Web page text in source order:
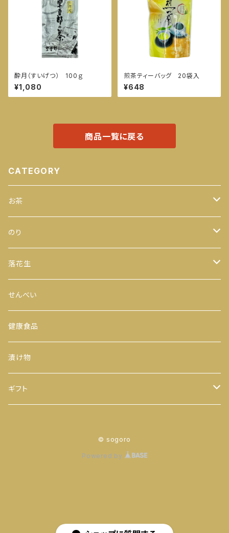
酔月（すいげつ） 100ｇ
¥1,080
煎茶ティーバッグ 20袋入
¥648
商品一覧に戻る
CATEGORY
お茶
緑茶
100ｇ
200ｇ
玄米茶
茎茶
玉露
番茶
ほうじ茶
のり
全型
手巻のり
おにぎりのり
カットのり
八千代 八福神のり
落花生
からつき
平袋（中袋サイズ）
一期一会（小袋サイズ）
せんべい
健康食品
漬け物
ギフト
© sogoro
Powered by